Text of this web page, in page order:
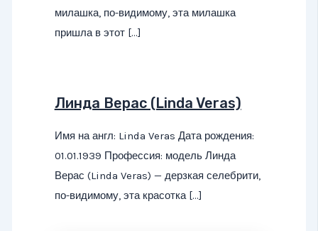
милашка, по-видимому, эта милашка
пришла в этот […]
Линда Верас (Linda Veras)
Имя на англ: Linda Veras Дата рождения:
01.01.1939 Профессия: модель Линда
Верас (Linda Veras) — дерзкая селебрити,
по-видимому, эта красотка […]